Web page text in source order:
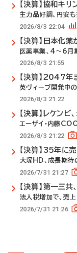
【決算】協和キ
主力品好調、円安
2026/8/3 22:04
【決算】日本化
医薬事業、4～6
2026/8/3 21:55
【決算】2047年
英ヴィーブ開発中
2026/8/3 21:22
【決算】レケン
エーザイ・内藤
2026/8/3 21:22
【決算】35年
大塚HD、成長期
2026/7/31 21:27
【決算】第一三
法人税増加で、売
2026/7/31 21:26